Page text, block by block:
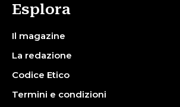
Esplora
Il magazine
La redazione
Codice Etico
Termini e condizioni